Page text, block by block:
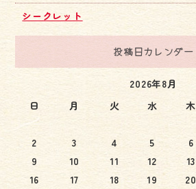
シークレット
投稿日カレンダー
2026年8月
日
月 火 水 木
2
3 4 5 6
9
10 11 12 13
16
17 18 19 20